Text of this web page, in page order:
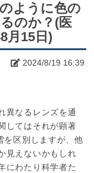
ように色の
のか？(医
月15日)
2024/8/19 16:39
異なるレンズを通
してはそれが顕著
を区別しますが、他
見えないかもしれ
にわたり科学者た